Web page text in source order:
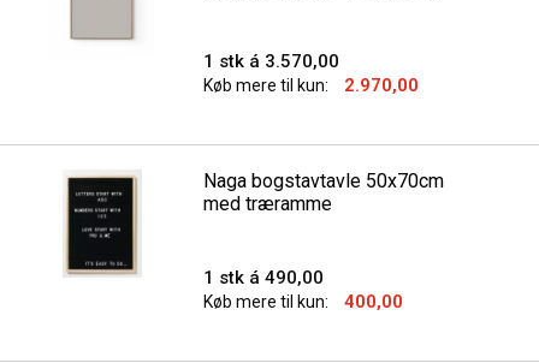
1 stk á 3.570,00
Køb mere til kun: 2.970,00
Naga bogstavtavle 50x70cm
med træramme
1 stk á 490,00
Køb mere til kun: 400,00